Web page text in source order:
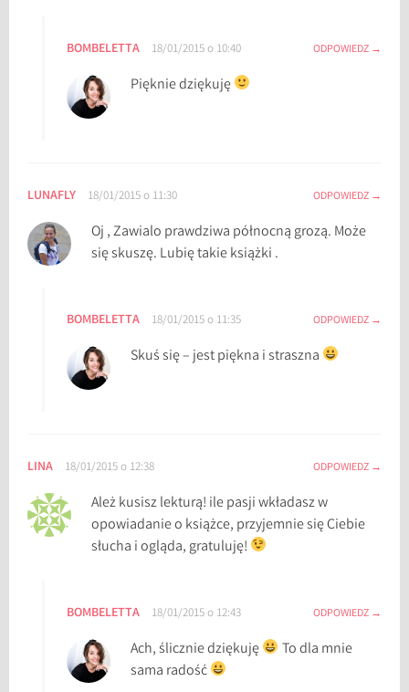
BOMBELETTA 18/01/2015 o 10:40 ODPOWIEDZ
Pięknie dziękuję
LUNAFLY 18/01/2015 o 11:30 ODPOWIEDZ
Oj , Zawialo prawdziwa północną grozą. Może
się skuszę. Lubię takie książki .
BOMBELETTA 18/01/2015 o 11:35 ODPOWIEDZ
Skuś się – jest piękna i straszna
LINA 18/01/2015 o 12:38 ODPOWIEDZ
Ależ kusisz lekturą! ile pasji wkładasz w
opowiadanie o książce, przyjemnie się Ciebie
słucha i ogląda, gratuluję!
BOMBELETTA 18/01/2015 o 12:43 ODPOWIEDZ
Ach, ślicznie dziękuję
To dla mnie
sama radość